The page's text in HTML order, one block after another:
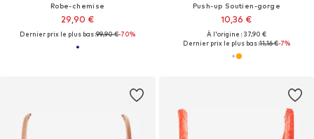
Robe-chemise
29,90 €
Dernier prix le plus bas :99,90 €-70%
Push-up Soutien-gorge
10,36 €
À l'origine : 37,90 €
Dernier prix le plus bas :11,16 €-7%